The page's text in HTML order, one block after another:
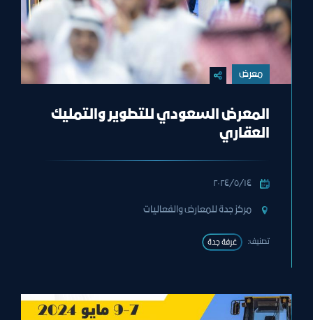
معرض
المعرض السعودي للتطوير والتمليك
العقاري
١٤‏/٥‏/٢٠٢٤
مركز جدة للمعارض والفعاليات
تصنيف: غرفة جدة